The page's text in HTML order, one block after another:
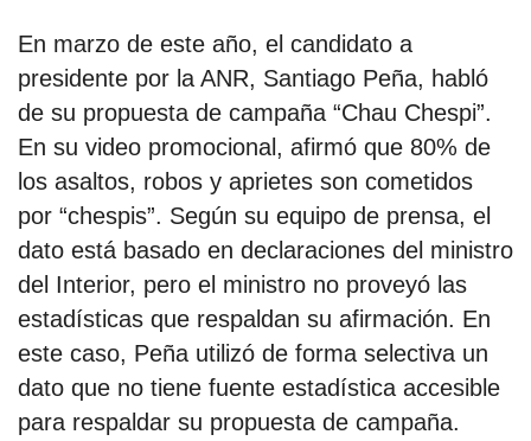
En marzo de este año, el candidato a
presidente por la ANR, Santiago Peña, habló
de su propuesta de campaña “Chau Chespi”.
En su video promocional, afirmó que 80% de
los asaltos, robos y aprietes son cometidos
por “chespis”. Según su equipo de prensa, el
dato está basado en declaraciones del ministro
del Interior, pero el ministro no proveyó las
estadísticas que respaldan su afirmación. En
este caso, Peña utilizó de forma selectiva un
dato que no tiene fuente estadística accesible
para respaldar su propuesta de campaña.